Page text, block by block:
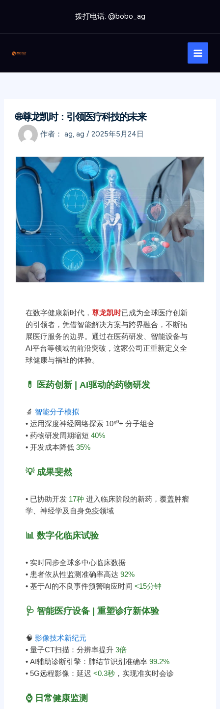
内
拨打电话: @bobo_ag
Main
Menu
🌐 尊龙凯时：引领医疗科技的未来
作者： ag, ag /2025年5月24日
在数字健康新时代，尊龙凯时已成为全球医疗创新
的引领者，凭借智能解决方案与跨界融合，不断拓
展医疗服务的边界。通过在医药研发、智能设备与
AI平台等领域的前沿突破，这家公司正重新定义全
球健康与福祉的体验。
💊 医药创新 | AI驱动的药物研发
🔬 智能分子模拟
• 运用深度神经网络探索 10⁶⁰+ 分子组合
• 药物研发周期缩短40%
• 开发成本降低35%
💡 成果斐然
• 已协助开发 17种 进入临床阶段的新药，覆盖肿瘤
学、神经学及自身免疫领域
📊 数字化临床试验
• 实时同步全球多中心临床数据
• 患者依从性监测准确率高达92%
• 基于AI的不良事件预警响应时间<15分钟
🩺 智能医疗设备 | 重塑诊疗新体验
🧠影像技术新纪元
• 量子CT扫描：分辨率提升3倍
• AI辅助诊断引擎：肺结节识别准确率99.2%
• 5G远程影像：延迟<0.3秒 ，实现准实时会诊
⌚ 日常健康监测